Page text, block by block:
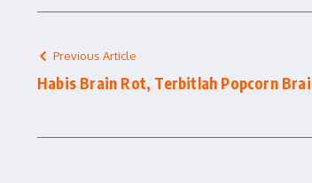
Previous Article
Habis Brain Rot, Terbitlah Popcorn